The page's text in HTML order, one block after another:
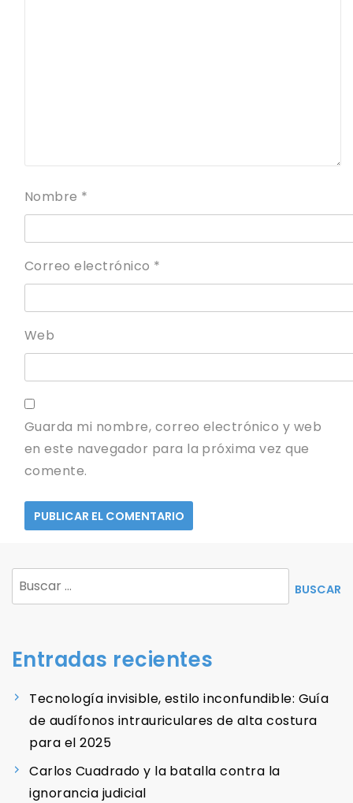
Nombre *
Correo electrónico *
Web
Guarda mi nombre, correo electrónico y web
en este navegador para la próxima vez que
comente.
Buscar:
Entradas recientes
Tecnología invisible, estilo inconfundible: Guía
de audífonos intrauriculares de alta costura
para el 2025
Carlos Cuadrado y la batalla contra la
ignorancia judicial